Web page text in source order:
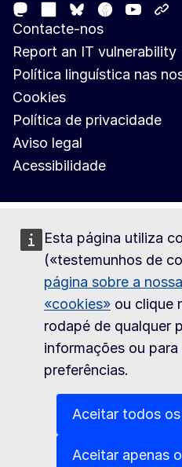
Esta página utiliza
(«testemunhos de
página sobre a
«cookies» ou clique
rodapé de qualquer
informações ou para
preferências.
Aceitar todos
Aceitar apenas
MastodonLinkedIn
Bluesky
Facebook
Youtube
Contacte-nos
Report an IT vulnerability
Política linguística nas
Cookies
Política de privacidade
Aviso legal
Acessibilidade